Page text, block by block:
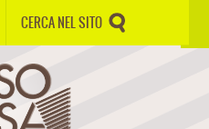
CERCA NEL SITO